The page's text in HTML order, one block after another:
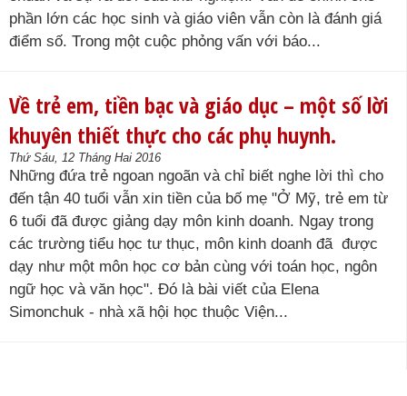
phần lớn các học sinh và giáo viên vẫn còn là đánh giá
điểm số. Trong một cuộc phỏng vấn với báo...
Về trẻ em, tiền bạc và giáo dục – một số lời
khuyên thiết thực cho các phụ huynh.
Thứ Sáu, 12 Tháng Hai 2016
Những đứa trẻ ngoan ngoãn và chỉ biết nghe lời thì cho
đến tận 40 tuổi vẫn xin tiền của bố mẹ "Ở Mỹ, trẻ em từ
6 tuổi đã được giảng dạy môn kinh doanh. Ngay trong
các trường tiểu học tư thục, môn kinh doanh đã được
dạy như một môn học cơ bản cùng với toán học, ngôn
ngữ học và văn học". Đó là bài viết của Elena
Simonchuk - nhà xã hội học thuộc Viện...